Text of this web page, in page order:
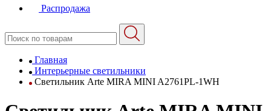
Распродажа
Главная
Интерьерные светильники
Светильник Arte MIRA MINI A2761PL-1WH